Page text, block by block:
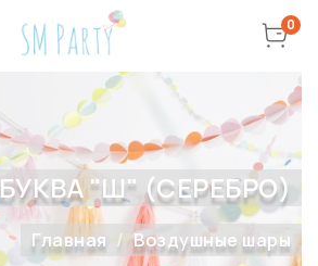
0
БУКВА "Ш" (СЕРЕБРО)
Главная Воздушные шары